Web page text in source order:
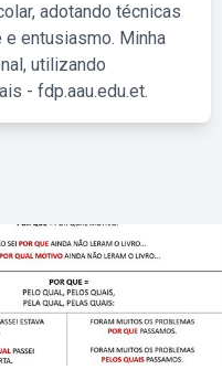
adotando técnicas
entusiasmo. Minha
utilizando
- fdp.aau.edu.et.